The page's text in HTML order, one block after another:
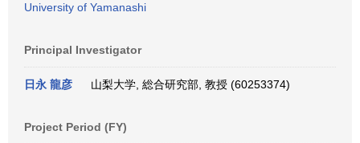
University of Yamanashi
Principal Investigator
日永 龍彦 山梨大学, 総合研究部, 教授 (60253374)
Project Period (FY)